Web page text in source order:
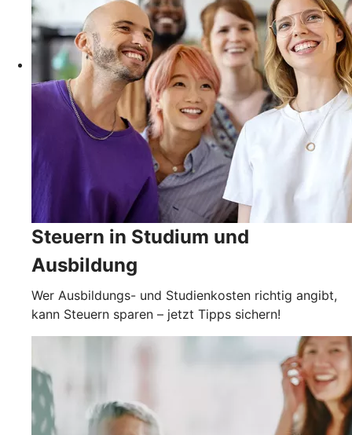
Steuern in Studium und
Ausbildung
Wer Ausbildungs- und Studienkosten richtig angibt,
kann Steuern sparen – jetzt Tipps sichern!